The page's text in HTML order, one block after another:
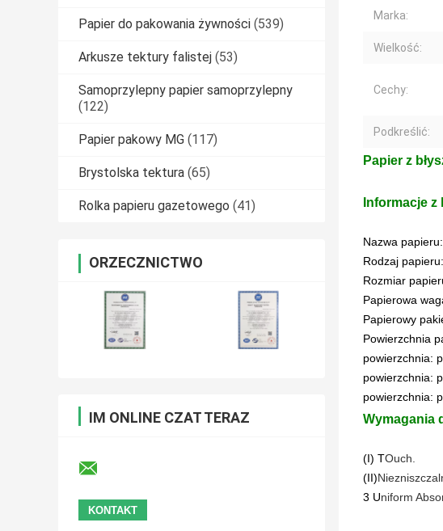
Papier do pakowania żywności (539)
Arkusze tektury falistej (53)
Samoprzylepny papier samoprzylepny
(122)
Papier pakowy MG (117)
Brystolska tektura (65)
Rolka papieru gazetowego (41)
ORZECZNICTWO
IM ONLINE CZAT TERAZ
Marka:
Wielkość:
Cechy:
Podkreślić:
Papier z
Informacje z
Nazwa papieru:
Rodzaj papieru:
Rozmiar
Papierowa
Papierowy
Powierzchnia
powierzchnia:
powierzchnia:
powierzchnia:
Wymagania
(I) TOuch.
(II)
3 Uniform